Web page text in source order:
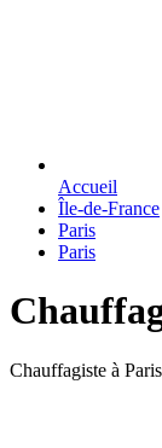
Accueil
Île-de-France
Paris
Paris
Chauffagiste à Paris